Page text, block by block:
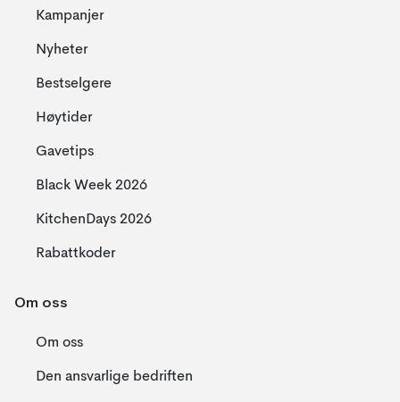
Kampanjer
Nyheter
Bestselgere
Høytider
Gavetips
Black Week 2026
KitchenDays 2026
Rabattkoder
Om oss
Om oss
Den ansvarlige bedriften